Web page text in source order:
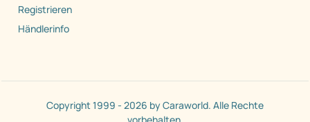
Registrieren
Händlerinfo
Copyright 1999 - 2026 by Caraworld. Alle Rechte